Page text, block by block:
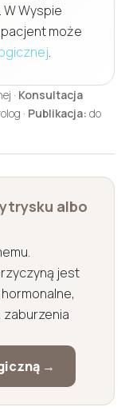
Wyspie
może
.
· Konsultacja
· Publikacja: do
albo
jest
→